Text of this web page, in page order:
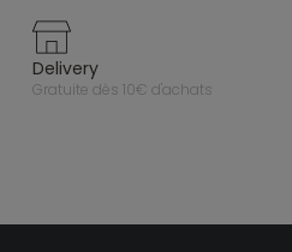
delivery
gratuite dès 10€ d'achats